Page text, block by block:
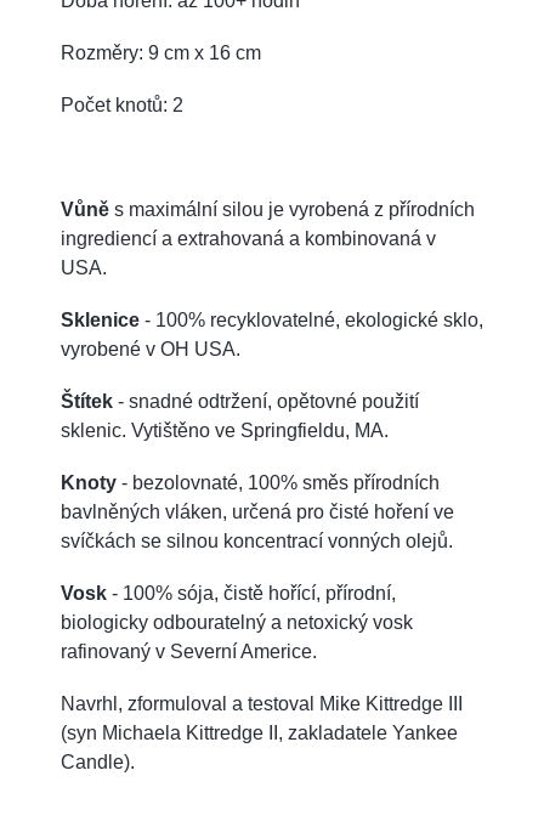
Rozměry: 9 cm x 16 cm
Počet knotů: 2
Vůně s maximální silou je vyrobená z přírodních
ingrediencí a extrahovaná a kombinovaná v
USA.
Sklenice - 100% recyklovatelné, ekologické sklo,
vyrobené v OH USA.
Štítek - snadné odtržení, opětovné použití
sklenic. Vytištěno ve Springfieldu, MA.
Knoty - bezolovnaté, 100% směs přírodních
bavlněných vláken, určená pro čisté hoření ve
svíčkách se silnou koncentrací vonných olejů.
Vosk - 100% sója, čistě hořící, přírodní,
biologicky odbouratelný a netoxický vosk
rafinovaný v Severní Americe.
Navrhl, zformuloval a testoval Mike Kittredge III
(syn Michaela Kittredge II, zakladatele Yankee
Candle).